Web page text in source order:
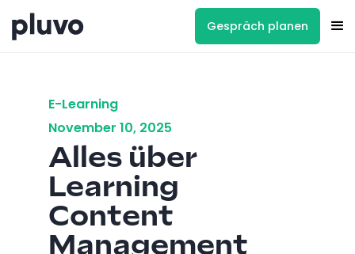
Gespräch planen
E-Learning
November 10, 2025
Alles über
Learning
Content
Management